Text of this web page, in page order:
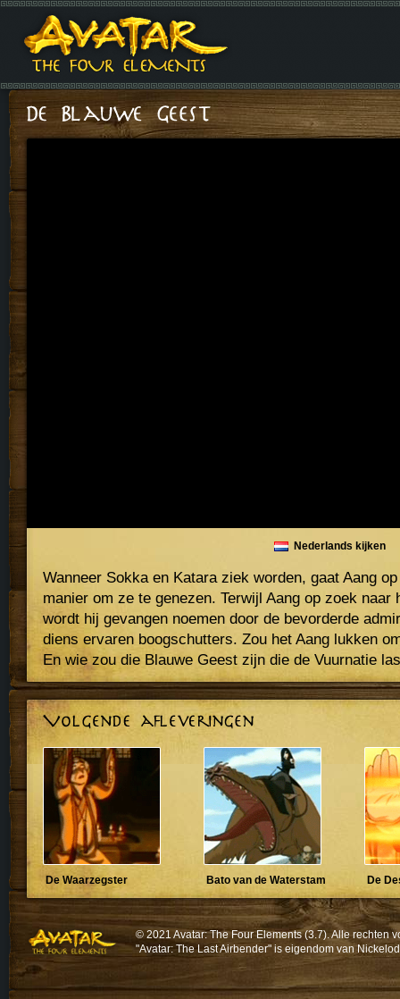
Nederlands kijken
Wanneer Sokka en Katara ziek worden, gaat Aang
manier om ze te genezen. Terwijl Aang op zoek naar
wordt hij gevangen noemen door de bevorderde
diens ervaren boogschutters. Zou het Aang lukken
En wie zou die Blauwe Geest zijn die de Vuurnatie
De Waarzegster Bato van de Waterstam De
© 2021 Avatar: The Four Elements (3.7). Alle
"Avatar: The Last Airbender" is eigendom van